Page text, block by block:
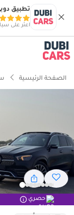
تطبيق
اعثر على
الصفحة الرئيسية
حصري